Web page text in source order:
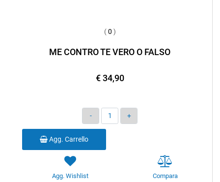
(0 )
ME CONTRO TE VERO O FALSO
€ 34,90
Quantità
Agg. Carrello
Agg. Wishlist Compara